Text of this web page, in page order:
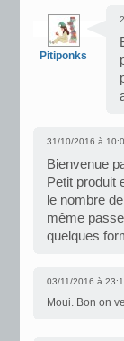
Pitiponks
31/10/2016 à
Bienvenue
Petit produit
le nombre
même
quelques
03/11/2016 à
Moui. Bon on